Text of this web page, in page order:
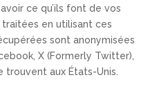
ce qu’ils font de vos
en utilisant ces
sont anonymisées
X (Formerly Twitter),
trouvent aux États-Unis.